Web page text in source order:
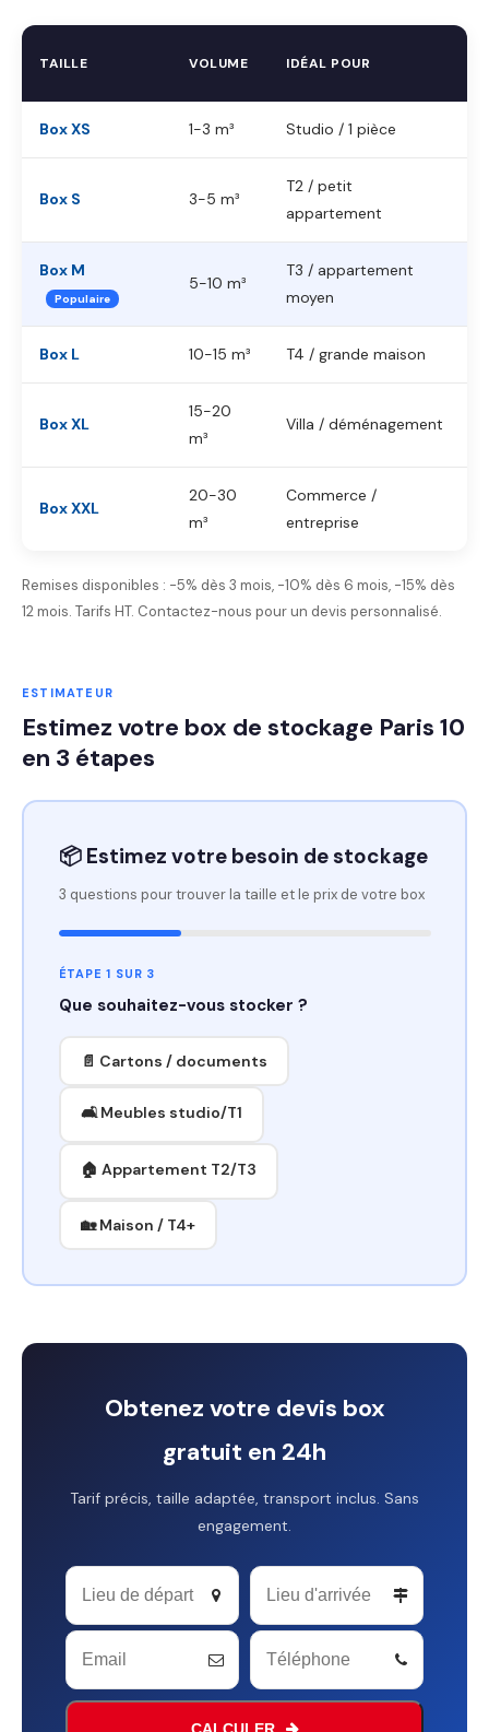
TAILLE VOLUME IDÉAL POUR
Box XS 1-3 m³ Studio / 1 pièce
Box S 3-5 m³
T2 / petit
appartement
Box M
Populaire
5-10 m³
T3 / appartement
moyen
Box L 10-15 m³ T4 / grande maison
Box XL
15-20
m³
Villa / déménagement
Box XXL
20-30
m³
Commerce /
entreprise
Remises disponibles : -5% dès 3 mois, -10% dès 6 mois, -15% dès
12 mois. Tarifs HT. Contactez-nous pour un devis personnalisé.
ESTIMATEUR
Estimez votre box de stockage Paris 10
en 3 étapes
📦 Estimez votre besoin de stockage
3 questions pour trouver la taille et le prix de votre box
ÉTAPE 1 SUR 3
Que souhaitez-vous stocker ?
📄 Cartons / documents
🛋️ Meubles studio/T1
🏠 Appartement T2/T3
🏡 Maison / T4+
Obtenez votre devis box
gratuit en 24h
Tarif précis, taille adaptée, transport inclus. Sans
engagement.
Number